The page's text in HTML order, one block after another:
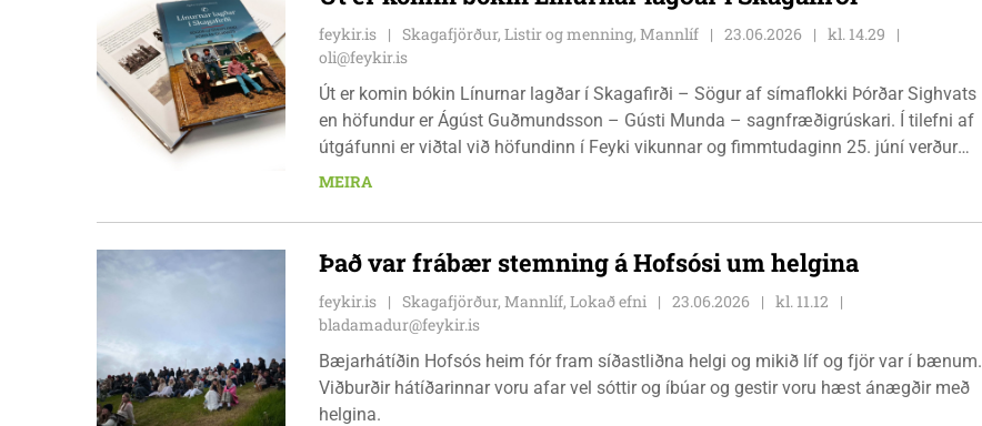
feykir.is Skagafjörður, Listir og menning, Mannlíf 23.06.2026
kl. 14.29
oli@feykir.is
Út er komin bókin Línurnar lagðar í Skagafirði – Sögur af símaflokki Þórðar Sighvats
en höfundur er Ágúst Guðmundsson – Gústi Munda – sagnfræðigrúskari. Í tilefni af
útgáfunni er viðtal við höfundinn í Feyki vikunnar og fimmtudaginn 25. júní verður
útgáfuhóf á Kaffi Krók (neðri sal) á Sauðárkróki og hefst teitið kl. 16. Lesið verður
auk þess sem boðið verður upp á kaffi og með því.
MEIRA
Það var frábær stemning á Hofsósi um helgina
feykir.is Skagafjörður, Mannlíf, Lokað efni 23.06.2026
kl. 11.12
bladamadur@feykir.is
Bæjarhátíðin Hofsós heim fór fram síðastliðna helgi og mikið líf og fjör var í bænum.
Viðburðir hátíðarinnar voru afar vel sóttir og íbúar og gestir voru hæst ánægðir með
helgina.